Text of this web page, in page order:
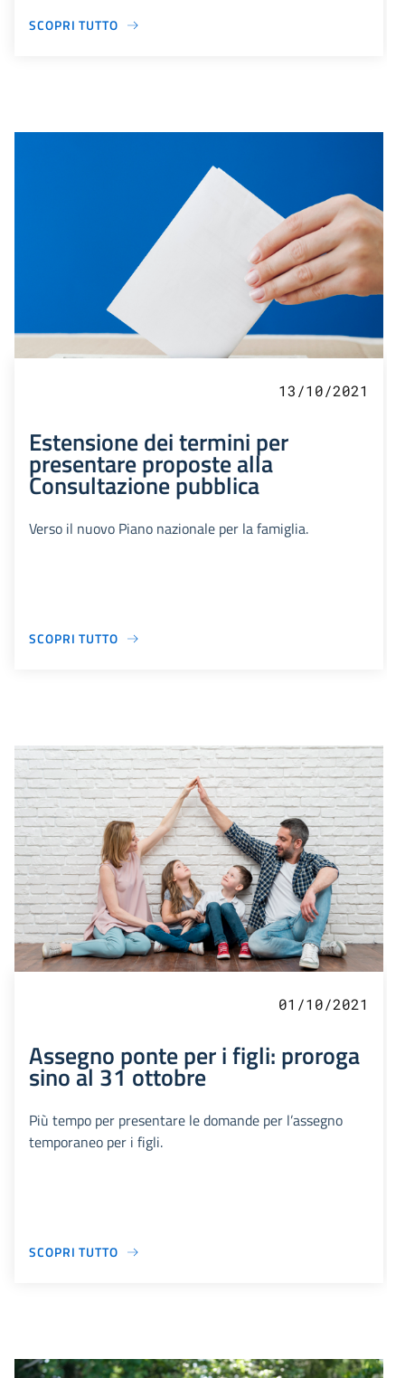
SCOPRI TUTTO
13/10/2021
Estensione dei termini per
presentare proposte alla
Consultazione pubblica
Verso il nuovo Piano nazionale per la famiglia.
SCOPRI TUTTO
01/10/2021
Assegno ponte per i figli: proroga
sino al 31 ottobre
Più tempo per presentare le domande per l’assegno
temporaneo per i figli.
SCOPRI TUTTO